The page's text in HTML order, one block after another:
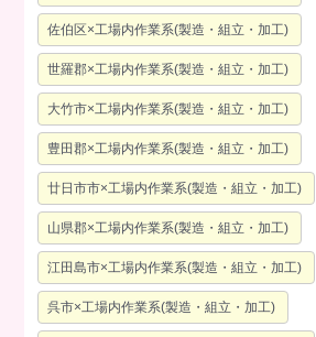
佐伯区×工場内作業系(製造・組立・加工)
世羅郡×工場内作業系(製造・組立・加工)
大竹市×工場内作業系(製造・組立・加工)
豊田郡×工場内作業系(製造・組立・加工)
廿日市市×工場内作業系(製造・組立・加工)
山県郡×工場内作業系(製造・組立・加工)
江田島市×工場内作業系(製造・組立・加工)
呉市×工場内作業系(製造・組立・加工)